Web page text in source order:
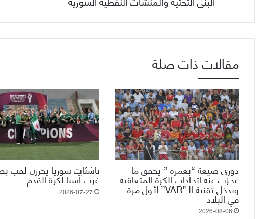
مقالات ذات صلة
دوري ضيعة “بعمرة ” يحقق ما
عجزت عنه اتحادات الكرة المتعاقبة
ويدخل تقنية الـ”VAR” لأول مرة
في البلاد
2026-08-06
ناشئات سوريا يحرزن لقب
غرب آسيا لكرة القدم
2026-07-27